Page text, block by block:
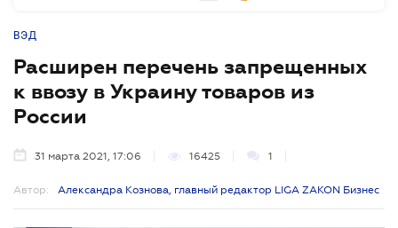
ВЭД
Расширен перечень запрещенных
к ввозу в Украину товаров из
России
31 марта 2021, 17:06 16425 1
Автор: Александра Кознова, главный редактор LIGA ZAKON Бизнес